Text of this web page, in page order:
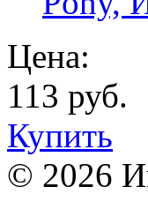
Цена:
113 руб.
Купить
© 2026